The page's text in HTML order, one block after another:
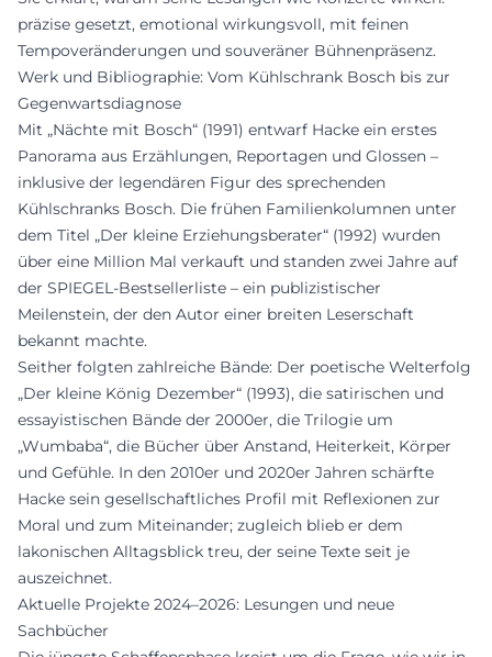
präzise gesetzt, emotional wirkungsvoll, mit feinen
Tempoveränderungen und souveräner Bühnenpräsenz.
Werk und Bibliographie: Vom Kühlschrank Bosch bis zur
Gegenwartsdiagnose
Mit „Nächte mit Bosch“ (1991) entwarf Hacke ein erstes
Panorama aus Erzählungen, Reportagen und Glossen –
inklusive der legendären Figur des sprechenden
Kühlschranks Bosch. Die frühen Familienkolumnen unter
dem Titel „Der kleine Erziehungsberater“ (1992) wurden
über eine Million Mal verkauft und standen zwei Jahre auf
der SPIEGEL-Bestsellerliste – ein publizistischer
Meilenstein, der den Autor einer breiten Leserschaft
bekannt machte.
Seither folgten zahlreiche Bände: Der poetische Welterfolg
„Der kleine König Dezember“ (1993), die satirischen und
essayistischen Bände der 2000er, die Trilogie um
„Wumbaba“, die Bücher über Anstand, Heiterkeit, Körper
und Gefühle. In den 2010er und 2020er Jahren schärfte
Hacke sein gesellschaftliches Profil mit Reflexionen zur
Moral und zum Miteinander; zugleich blieb er dem
lakonischen Alltagsblick treu, der seine Texte seit je
auszeichnet.
Aktuelle Projekte 2024–2026: Lesungen und neue
Sachbücher